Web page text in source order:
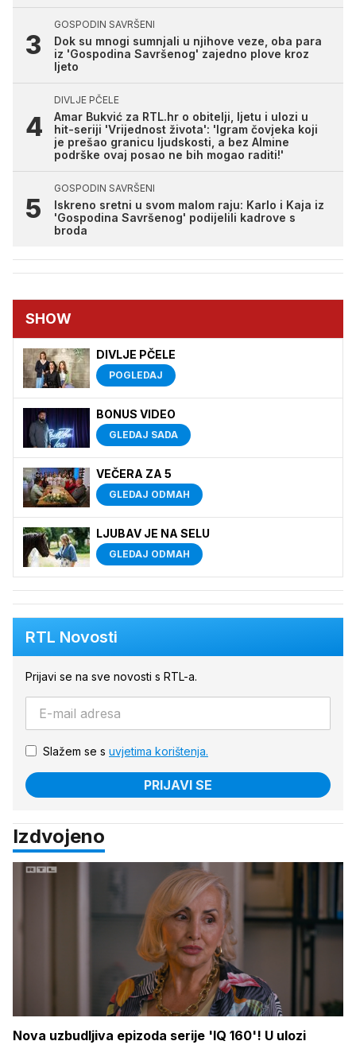
GOSPODIN SAVRŠENI
Dok su mnogi sumnjali u njihove veze, oba para
iz 'Gospodina Savršenog' zajedno plove kroz
ljeto
DIVLJE PČELE
Amar Bukvić za RTL.hr o obitelji, ljetu i ulozi u
hit-seriji 'Vrijednost života': 'Igram čovjeka koji
je prešao granicu ljudskosti, a bez Almine
podrške ovaj posao ne bih mogao raditi!'
GOSPODIN SAVRŠENI
Iskreno sretni u svom malom raju: Karlo i Kaja iz
'Gospodina Savršenog' podijelili kadrove s
broda
SHOW
DIVLJE PČELE
POGLEDAJ
BONUS VIDEO
GLEDAJ SADA
VEČERA ZA 5
GLEDAJ ODMAH
LJUBAV JE NA SELU
GLEDAJ ODMAH
RTL Novosti
Prijavi se na sve novosti s RTL-a.
Slažem se s uvjetima korištenja.
PRIJAVI SE
Izdvojeno
Nova uzbudljiva epizoda serije 'IQ 160'! U ulozi